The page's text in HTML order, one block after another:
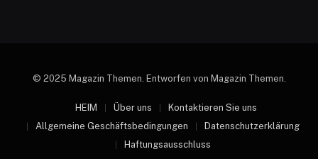
© 2025 Magazin Themen. Entworfen von Magazin Themen.
HEIM Über uns
Kontaktieren Sie uns
Allgemeine Geschäftsbedingungen
Datenschutzerklärung
Haftungsausschluss